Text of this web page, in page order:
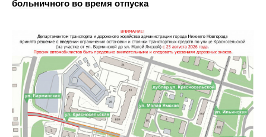
больничного во время отпуска